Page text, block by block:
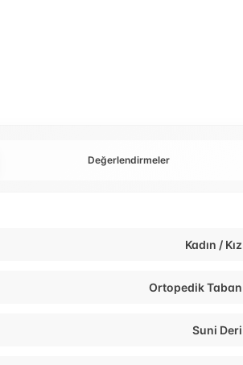
Değerlendirmeler
Kadın / Kız
Ortopedik Taban
Suni Deri